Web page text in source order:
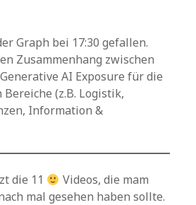
Graph bei 17:30 gefallen.
Zusammenhang zwischen
AI Exposure für die
(z.B. Logistik,
Information &
die 11
Videos, die mam
mal gesehen haben sollte.